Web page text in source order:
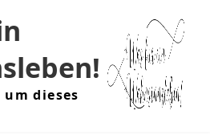
dieses